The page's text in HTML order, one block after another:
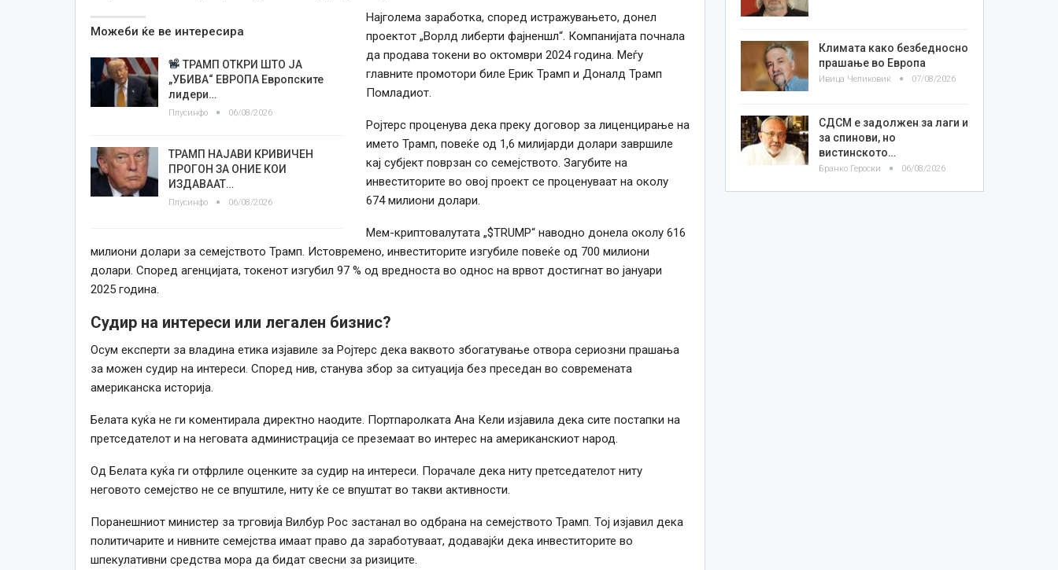
Можеби ќе ве интересира
ТРАМП ОТКРИ ШТО ЈА
„УБИВА“ ЕВРОПА Европските
лидери…
Плусинфо 06/08/2026
ТРАМП НАЈАВИ КРИВИЧЕН
ПРОГОН ЗА ОНИЕ КОИ
ИЗДАВААТ…
Плусинфо 06/08/2026
Најголема заработка, според истражувањето, донел
проектот „Ворлд либерти фајненшл“. Компанијата почнала
да продава токени во октомври 2024 година. Меѓу
главните промотори биле Ерик Трамп и Доналд Трамп
Помладиот.
Ројтерс проценува дека преку договор за лиценцирање на
името Трамп, повеќе од 1,6 милијарди долари завршиле
кај субјект поврзан со семејството. Загубите на
инвеститорите во овој проект се проценуваат на околу
674 милиони долари.
Мем-криптовалутата „$TRUMP“ наводно донела околу 616
милиони долари за семејството Трамп. Истовремено, инвеститорите изгубиле повеќе од 700 милиони
долари. Според агенцијата, токенот изгубил 97 % од вредноста во однос на врвот достигнат во јануари
2025 година.
Судир на интереси или легален бизнис?
Осум експерти за владина етика изјавиле за Ројтерс дека ваквото збогатување отвора сериозни прашања
за можен судир на интереси. Според нив, станува збор за ситуација без преседан во современата
американска историја.
Белата куќа не ги коментирала директно наодите. Портпаролката Ана Кели изјавила дека сите постапки на
претседателот и на неговата администрација се преземаат во интерес на американскиот народ.
Од Белата куќа ги отфрлиле оценките за судир на интереси. Порачале дека ниту претседателот ниту
неговото семејство не се впуштиле, ниту ќе се впуштат во такви активности.
Поранешниот министер за трговија Вилбур Рос застанал во одбрана на семејството Трамп. Тој изјавил дека
политичарите и нивните семејства имаат право да заработуваат, додавајќи дека инвеститорите во
шпекулативни средства мора да бидат свесни за ризиците.
Климата како безбедносно
прашање во Европа
Ивица Челиковиќ 07/08/2026
СДСМ е задолжен за лаги и
за спинови, но
вистинското…
Бранко Героски 06/08/2026